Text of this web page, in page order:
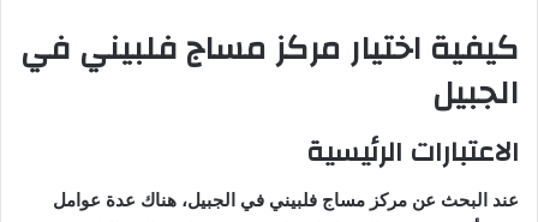
كيفية اختيار مركز مساج فلبيني في
الجبيل
الاعتبارات الرئيسية
عند البحث عن مركز مساج فلبيني في الجبيل، هناك عدة عوامل